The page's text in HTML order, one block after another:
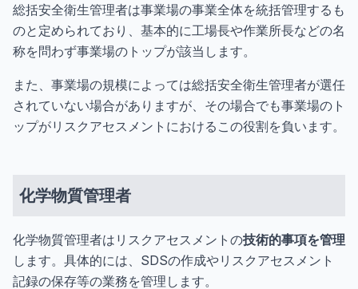
総括安全衛生管理者は事業場の事業全体を統括管理するも
のと定められており、基本的に工場長や作業所長などの名
称を問わず事業場のトップが該当します。
また、事業場の規模によっては総括安全衛生管理者が選任
されていない場合がありますが、その場合でも事業場のト
ップがリスクアセスメントにおけるこの役割を負います。
化学物質管理者
化学物質管理者はリスクアセスメントの技術的事項を管理
します。具体的には、SDSの作成やリスクアセスメント
記録の保存等の業務を管理します。